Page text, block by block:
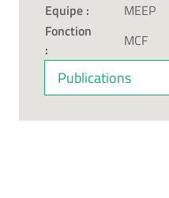
Equipe :
MEEP
Fonction
:
MCF
Publications